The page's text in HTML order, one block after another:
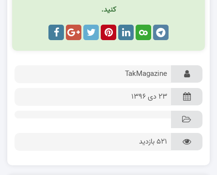
کنید.
TakMagazine
۲۳ دی ۱۳۹۶
521 بازدید